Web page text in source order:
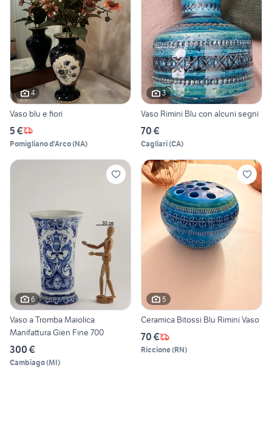
4
Vaso blu e fiori
5 €
Pomigliano d'Arco(NA)
3
Vaso Rimini Blu con alcuni segni
70 €
Cagliari(CA)
6
Vaso a Tromba Maiolica
Manifattura Gien Fine 700
300 €
Cambiago(MI)
5
Ceramica Bitossi Blu Rimini Vaso
70 €
Riccione(RN)